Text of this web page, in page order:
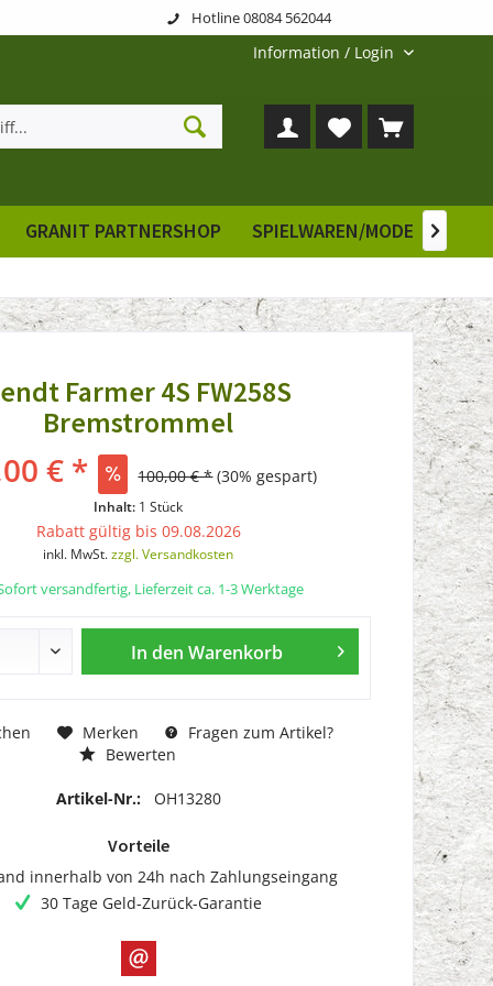
Hotline 08084 562044
Information / Login
GRANIT PARTNERSHOP SPIELWAREN/MODELLE

Farmer 4S FW258S
Bremstrommel
€ * 100,00 € * (30% gespart)
Inhalt: 1 Stück
Rabatt gültig bis 09.08.2026
inkl. MwSt.zzgl. Versandkosten
versandfertig, Lieferzeit ca. 1-3 Werktage
In den Warenkorb
Merken
Fragen zum Artikel?
Bewerten
Artikel-Nr.: OH13280
Vorteile
innerhalb von 24h nach Zahlungseingang
30 Tage Geld-Zurück-Garantie